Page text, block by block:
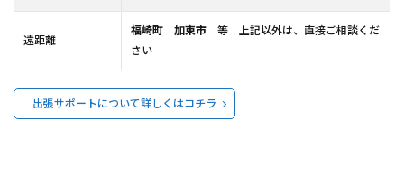
遠距離
福崎町 加東市 等 上記以外は、直接ご相談くだ
さい
出張サポートについて詳しくはコチラ